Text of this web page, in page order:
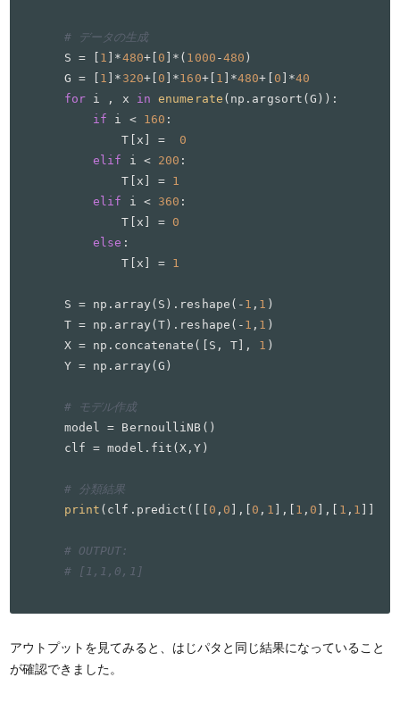
# データの生成
S = [ 1 ]*480+[ 0 ]*( 1000 -480 )
G = [ 1 ]* 320+[ 0 ]*160+[ 1 ]*480+[ 0 ]*40
for i , x in enumerate (np.argsort(G)):
if i < 160 :
        T[x] =
0
elif i < 200 :
        T[x] =
1
elif i < 360 :
        T[x] =
0
else :
        T[x] =
1
S = np.array(S).reshape(- 1 , 1 )
T = np.array(T).reshape(- 1 , 1 )
X = np.concatenate([S, T], 1 )
Y = np.array(G)
# モデル作成
model = BernoulliNB()
clf = model.fit(X,Y)
# 分類結果
print (clf.predict([[ 0 , 0 ],[ 0 , 1 ],[ 1 , 0 ],[ 1 , 1
# OUTPUT:
# [1,1,0,1]
アウトプットを見てみると、はじパタと同じ結果になっていること
が確認できました。